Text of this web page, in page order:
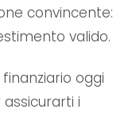
convincente:
valido.
oggi
i